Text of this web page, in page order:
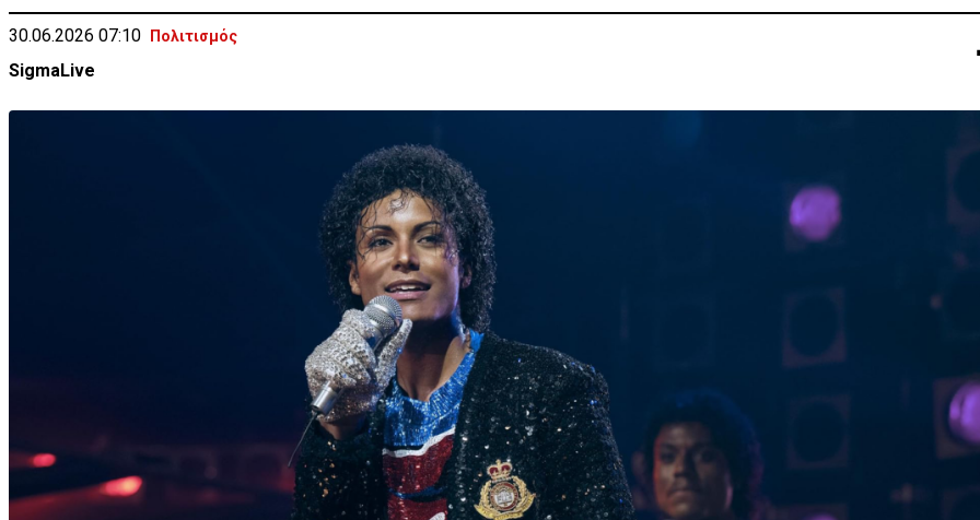
30.06.2026 07:10 Πολιτισμός
SigmaLive